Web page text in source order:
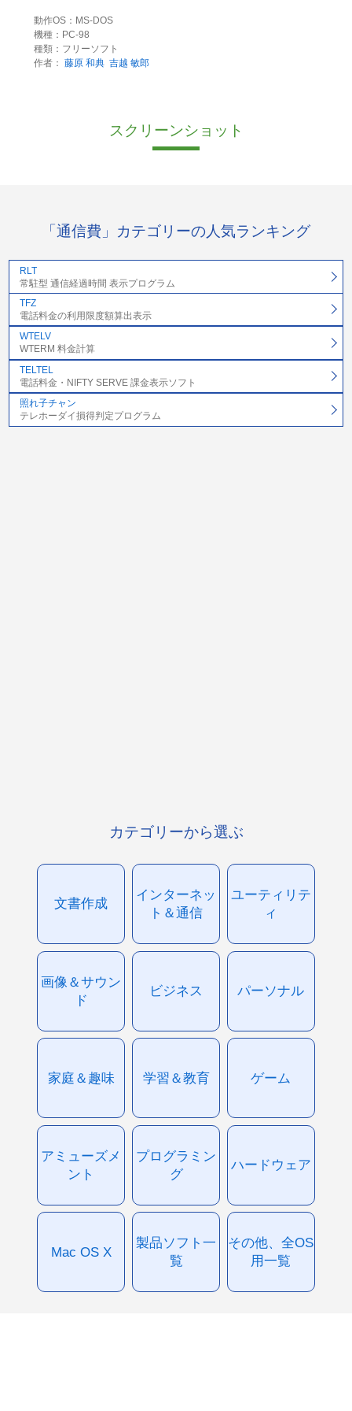
動作OS：MS-DOS
機種：PC-98
種類：フリーソフト
作者： 藤原 和典 吉越 敏郎
スクリーンショット
「通信費」カテゴリーの人気ランキング
RLT
常駐型 通信経過時間 表示プログラム
TFZ
電話料金の利用限度額算出表示
WTELV
WTERM 料金計算
TELTEL
電話料金・NIFTY SERVE 課金表示ソフト
照れ子チャン
テレホーダイ損得判定プログラム
カテゴリーから選ぶ
文書作成
インターネッ
ト＆通信
ユーティリテ
ィ
画像＆サウン
ド
ビジネス パーソナル
家庭＆趣味 学習＆教育 ゲーム
アミューズメ
ント
プログラミン
グ
ハードウェア
Mac OS X
製品ソフト一
覧
その他、全OS
用一覧